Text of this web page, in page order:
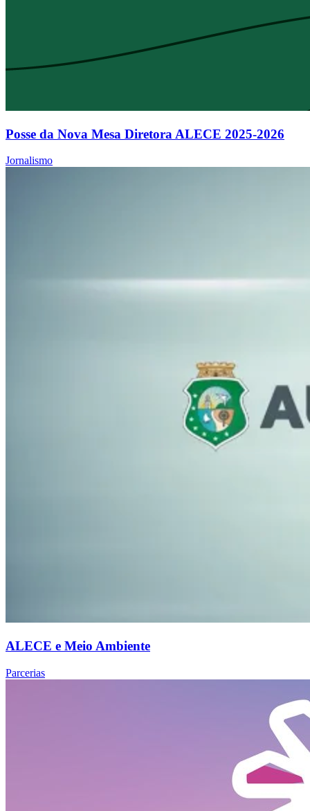
Posse da Nova Mesa Diretora ALECE 2025-2026
Jornalismo
ALECE e Meio Ambiente
Parcerias